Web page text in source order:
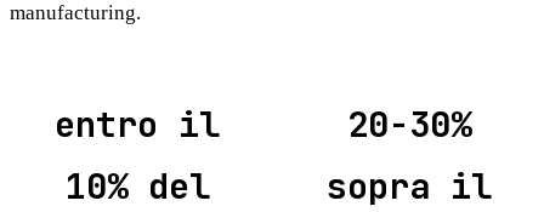
manufacturing.
entro il
10% del
20-30%
sopra il